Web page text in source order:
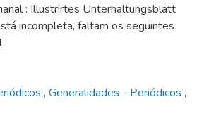
: Illustrirtes Unterhaltungsblatt
incompleta, faltam os seguintes
, Generalidades - Periódicos ,